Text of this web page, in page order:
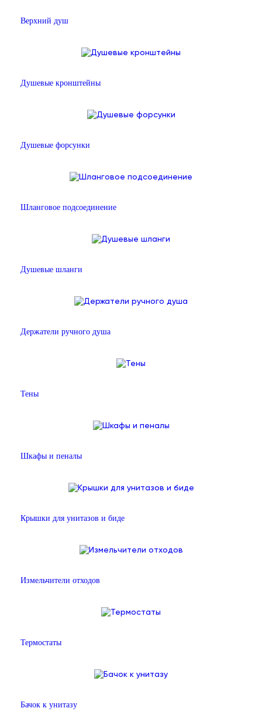
Верхний душ
Душевые кронштейны
Душевые форсунки
Шланговое подсоединение
Душевые шланги
Держатели ручного душа
Тены
Шкафы и пеналы
Крышки для унитазов и биде
Измельчители отходов
Термостаты
Бачок к унитазу